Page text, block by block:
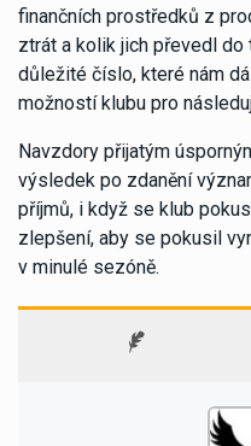
finančních prostředků z
ztrát a kolik jich převedl
důležité číslo, které nám
možností klubu pro
Navzdory přijatým
výsledek po zdanění
příjmů, i když se klub
zlepšení, aby se pokusil
v minulé sezóně.